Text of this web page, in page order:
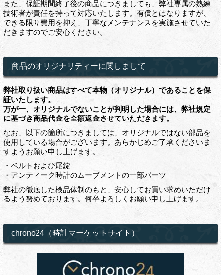
また、保証期間終了後の商品につきましても、弊社専属の熟練
技術者が責任を持って対応いたします。有償とはなりますが、
できる限り費用を抑え、丁寧なメンテナンスを実施させていた
だきますのでご安心ください。
商品のオリジナリティーに関しまして
弊社取り扱い商品はすべて本物（オリジナル）であることを保
証いたします。
万が一、オリジナルでないことが判明した場合には、弊社規定
に基づき商品代金を全額返金させていただきます。
なお、以下の箇所につきましては、オリジナルではない部品を
使用している場合がございます。あらかじめご了承くださいま
すようお願い申し上げます。
・ベルトおよび尾錠
・アンティーク時計のムーブメントの一部パーツ
弊社の徹底した検品体制のもと、安心してお買い求めいただけ
るよう努めております。何卒よろしくお願い申し上げます。
chrono24（時計マーケットサイト）